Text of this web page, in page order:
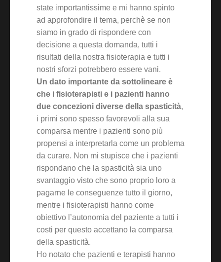
state importantissime e mi hanno spinto
ad approfondire il tema, perchè se non
siamo in grado di rispondere con
decisione a questa domanda, tutti i
risultati della nostra fisioterapia e tutti i
nostri sforzi potrebbero essere vani.
Un dato importante da sottolineare è
che i fisioterapisti e i pazienti hanno
due concezioni diverse della spasticità,
i primi sono spesso favorevoli alla sua
comparsa mentre i pazienti sono più
propensi a interpretarla come un problema
da curare. Non mi stupisce che i pazienti
rispondano che la spasticità sia uno
svantaggio visto che sono proprio loro a
pagarne le conseguenze tutto il giorno,
mentre i fisioterapisti hanno come
obiettivo l’autonomia del paziente a tutti i
costi per questo accettano la comparsa
della spasticità.
Ho notato che pazienti e terapisti hanno